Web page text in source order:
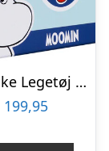
Lægetaske Legetøj Med Stetoskop – Mumitroldene
199,95